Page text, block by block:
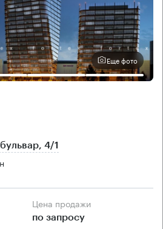
Еще фото
4/1
Цена продажи
по запросу